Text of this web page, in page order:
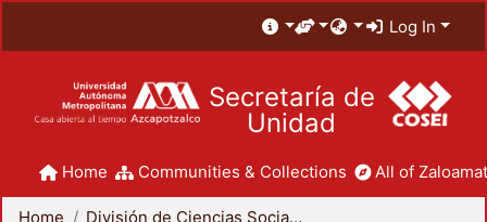
Log In
Secretaría de
Unidad
Home Communities & Collections All of
Home
División de Ciencias Sociales y Humanidades